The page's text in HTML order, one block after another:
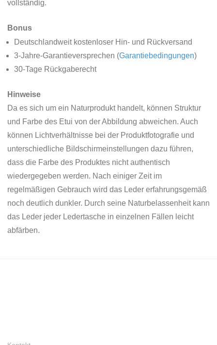
vollständig.
Bonus
Deutschlandweit kostenloser Hin- und Rückversand
3-Jahre-Garantieversprechen (Garantiebedingungen)
30-Tage Rückgaberecht
Hinweise
Da es sich um ein Naturprodukt handelt, können Struktur
und Farbe des Etui von der Abbildung abweichen. Auch
können Lichtverhältnisse bei der Produktfotografie und
unterschiedliche Bildschirmeinstellungen dazu führen,
dass die Farbe des Produktes nicht authentisch
wiedergegeben werden. Nach einiger Zeit im
regelmäßigen Gebrauch wird das Leder erfahrungsgemäß
noch deutlich dunkler. Durch seine Naturbelassenheit kann
das Leder jeder Ledertasche in einzelnen Fällen leicht
abfärben.